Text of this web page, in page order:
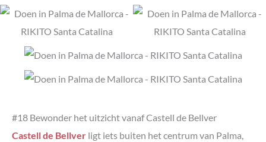
#18 Bewonder het uitzicht vanaf Castell de Bellver
Castell de Bellver ligt iets buiten het centrum van Palma,